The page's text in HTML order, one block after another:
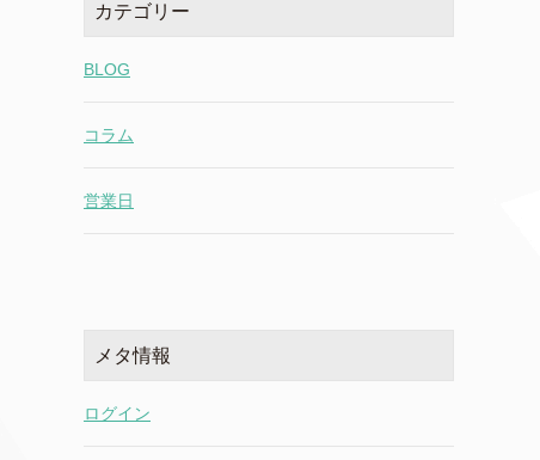
カテゴリー
BLOG
コラム
営業日
メタ情報
ログイン